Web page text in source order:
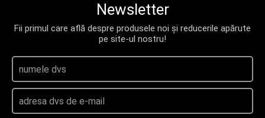
Newsletter
Fii primul care află despre produsele noi și reducerile apărute
pe site-ul nostru!